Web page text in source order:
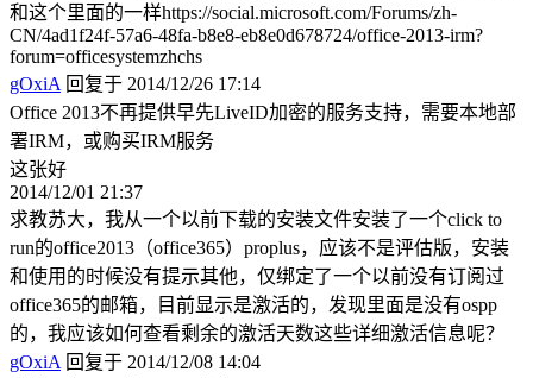
和这个里面的一样https://social.microsoft.com/Forums/zh-
CN/4ad1f24f-57a6-48fa-b8e8-eb8e0d678724/office-2013-irm?
forum=officesystemzhchs
gOxiA 回复于 2014/12/26 17:14
Office 2013不再提供早先LiveID加密的服务支持，需要本地部
署IRM，或购买IRM服务
这张好
2014/12/01 21:37
求教苏大，我从一个以前下载的安装文件安装了一个click to
run的office2013（office365）proplus，应该不是评估版，安装
和使用的时候没有提示其他，仅绑定了一个以前没有订阅过
office365的邮箱，目前显示是激活的，发现里面是没有ospp
的，我应该如何查看剩余的激活天数这些详细激活信息呢？
gOxiA 回复于 2014/12/08 14:04